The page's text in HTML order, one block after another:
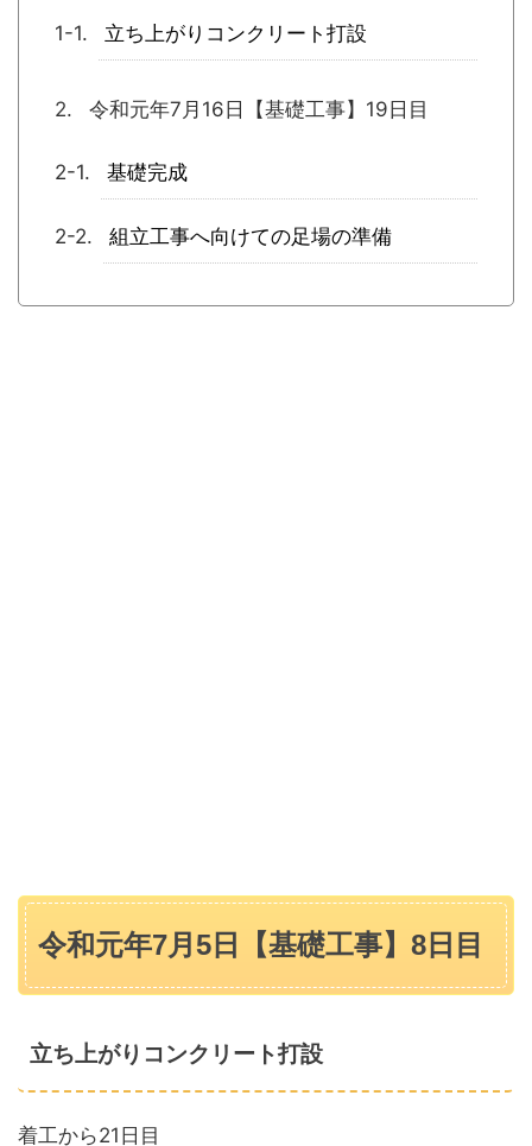
立ち上がりコンクリート打設
令和元年7月16日【基礎工事】19日目
基礎完成
組立工事へ向けての足場の準備
令和元年7月5日【基礎工事】8日目
立ち上がりコンクリート打設
着工から21日目